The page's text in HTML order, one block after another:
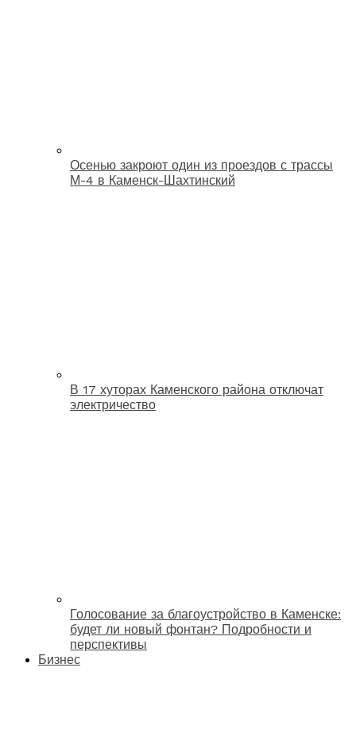
Осенью закроют один из проездов с трассы
М-4 в Каменск-Шахтинский
В 17 хуторах Каменского района отключат
электричество
Голосование за благоустройство в Каменске:
будет ли новый фонтан? Подробности и
перспективы
Бизнес